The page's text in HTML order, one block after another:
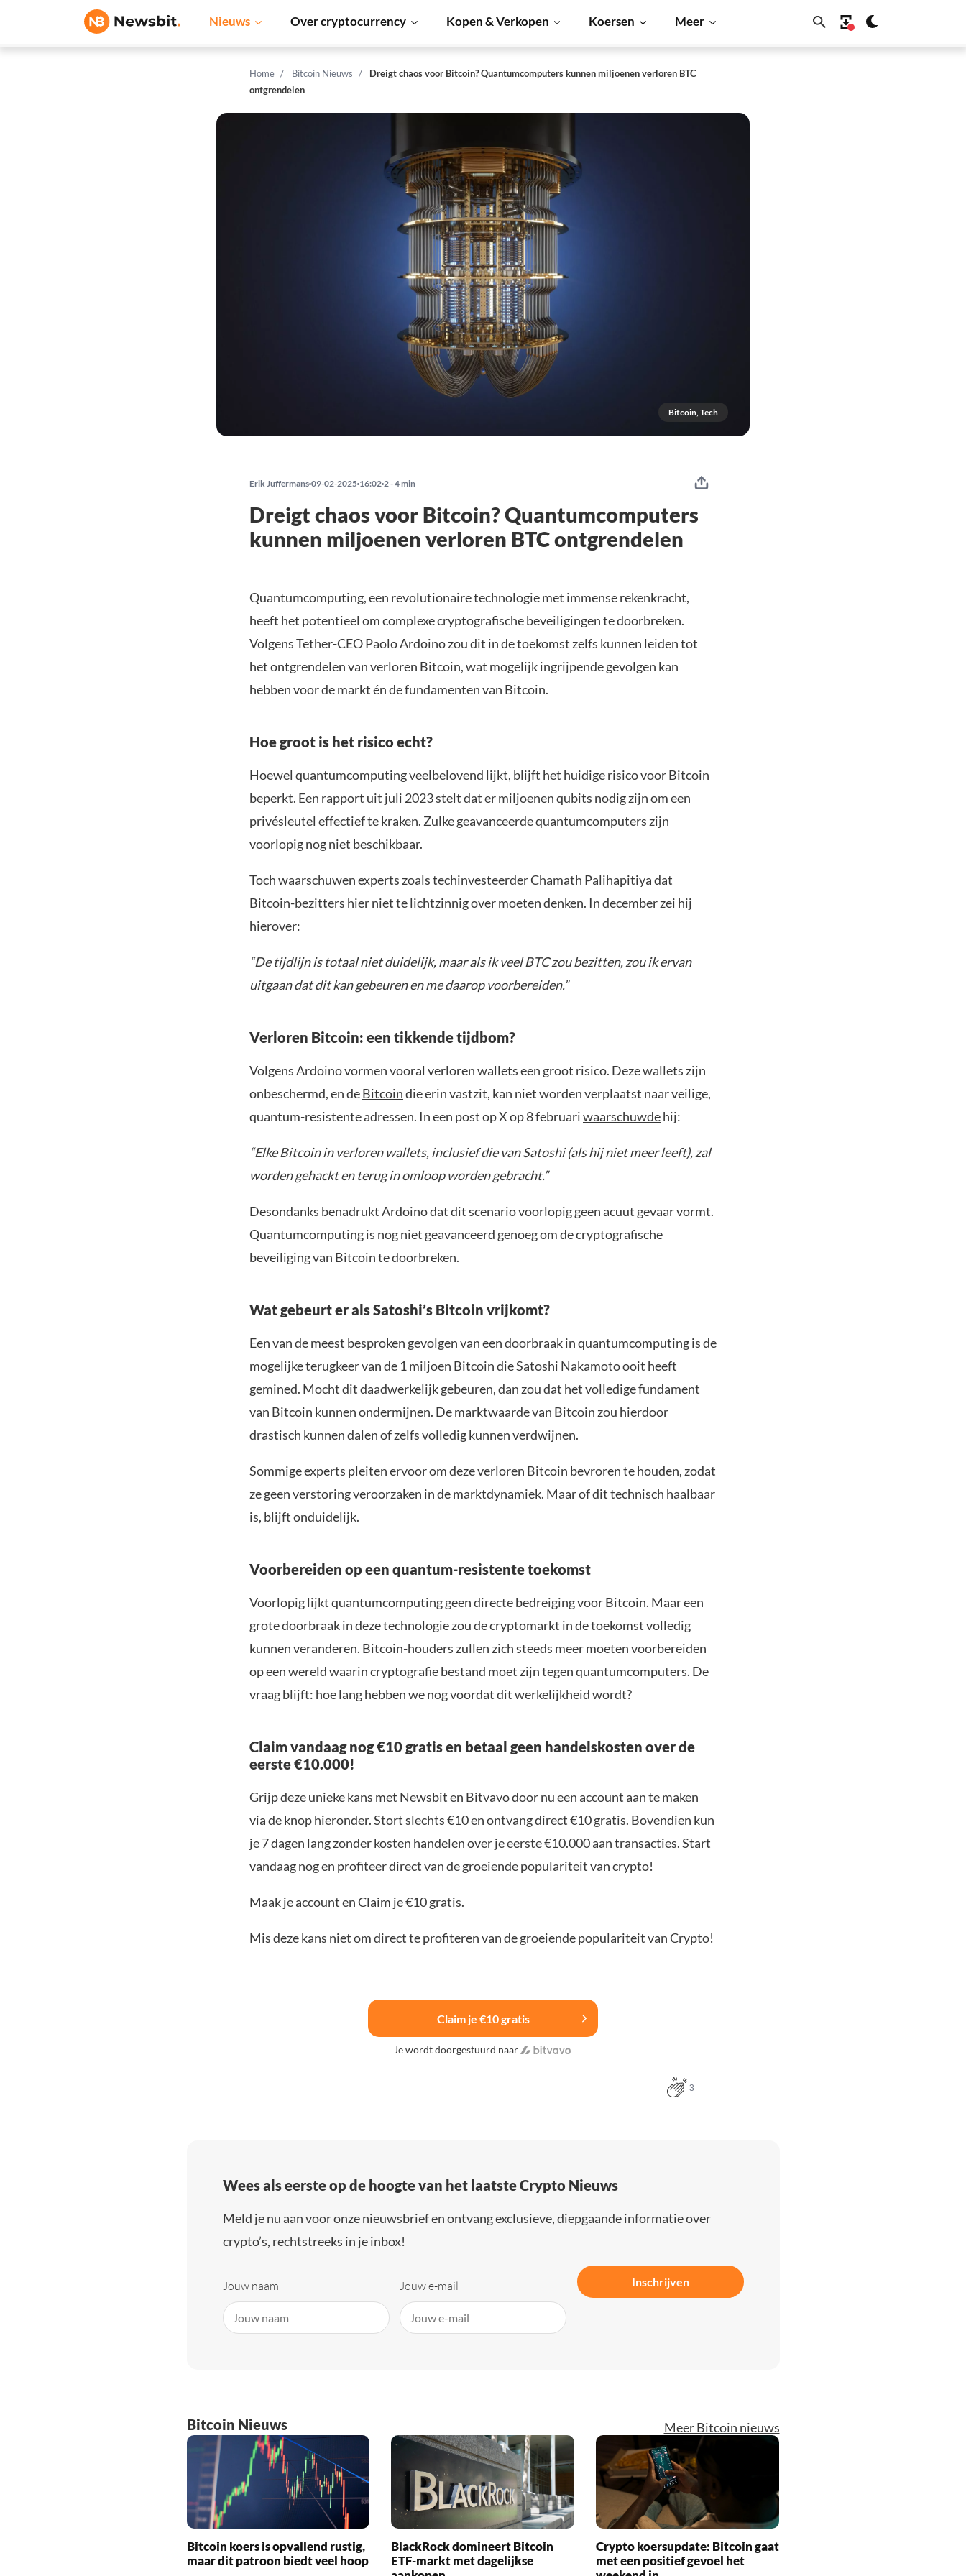
Nieuws Over cryptocurrency Kopen & Verkopen Koersen Meer
Home Bitcoin Nieuws
Dreigt chaos voor Bitcoin? Quantumcomputers kunnen miljoenen verloren BTC
ontgrendelen
Bitcoin, Tech
Erik Juffermans 09-02-2025 16:02 2 - 4 min
Dreigt chaos voor Bitcoin? Quantumcomputers
kunnen miljoenen verloren BTC ontgrendelen
Quantumcomputing, een revolutionaire technologie met immense rekenkracht,
heeft het potentieel om complexe cryptografische beveiligingen te doorbreken.
Volgens Tether-CEO Paolo Ardoino zou dit in de toekomst zelfs kunnen leiden tot
het ontgrendelen van verloren Bitcoin, wat mogelijk ingrijpende gevolgen kan
hebben voor de markt én de fundamenten van Bitcoin.
Hoe groot is het risico echt?
Hoewel quantumcomputing veelbelovend lijkt, blijft het huidige risico voor Bitcoin
beperkt. Een rapport uit juli 2023 stelt dat er miljoenen qubits nodig zijn om een
privésleutel effectief te kraken. Zulke geavanceerde quantumcomputers zijn
voorlopig nog niet beschikbaar.
Toch waarschuwen experts zoals techinvesteerder Chamath Palihapitiya dat
Bitcoin-bezitters hier niet te lichtzinnig over moeten denken. In december zei hij
hierover:
“De tijdlijn is totaal niet duidelijk, maar als ik veel BTC zou bezitten, zou ik ervan
uitgaan dat dit kan gebeuren en me daarop voorbereiden.”
Verloren Bitcoin: een tikkende tijdbom?
Volgens Ardoino vormen vooral verloren wallets een groot risico. Deze wallets zijn
onbeschermd, en deBitcoindie erin vastzit, kan niet worden verplaatst naar veilige,
quantum-resistente adressen. In een post op X op 8 februariwaarschuwdehij:
“Elke Bitcoin in verloren wallets, inclusief die van Satoshi (als hij niet meer leeft), zal
worden gehackt en terug in omloop worden gebracht.”
Desondanks benadrukt Ardoino dat dit scenario voorlopig geen acuut gevaar vormt.
Quantumcomputing is nog niet geavanceerd genoeg om de cryptografische
beveiliging van Bitcoin te doorbreken.
Wat gebeurt er als Satoshi’s Bitcoin vrijkomt?
Een van de meest besproken gevolgen van een doorbraak in quantumcomputing is de
mogelijke terugkeer van de 1 miljoen Bitcoin die Satoshi Nakamoto ooit heeft
gemined. Mocht dit daadwerkelijk gebeuren, dan zou dat het volledige fundament
van Bitcoin kunnen ondermijnen. De marktwaarde van Bitcoin zou hierdoor
drastisch kunnen dalen of zelfs volledig kunnen verdwijnen.
Sommige experts pleiten ervoor om deze verloren Bitcoin bevroren te houden, zodat
ze geen verstoring veroorzaken in de marktdynamiek. Maar of dit technisch haalbaar
is, blijft onduidelijk.
Voorbereiden op een quantum-resistente toekomst
Voorlopig lijkt quantumcomputing geen directe bedreiging voor Bitcoin. Maar een
grote doorbraak in deze technologie zou de cryptomarkt in de toekomst volledig
kunnen veranderen. Bitcoin-houders zullen zich steeds meer moeten voorbereiden
op een wereld waarin cryptografie bestand moet zijn tegen quantumcomputers. De
vraag blijft: hoe lang hebben we nog voordat dit werkelijkheid wordt?
Claim vandaag nog €10 gratis en betaal geen handelskosten over de
eerste €10.000!
Grijp deze unieke kans met Newsbit en Bitvavo door nu een account aan te maken
via de knop hieronder. Stort slechts €10 en ontvang direct €10 gratis. Bovendien kun
je 7 dagen lang zonder kosten handelen over je eerste €10.000 aan transacties. Start
vandaag nog en profiteer direct van de groeiende populariteit van crypto!
Maak je account en Claim je €10 gratis.
Mis deze kans niet om direct te profiteren van de groeiende populariteit van Crypto!
Claim je €10 gratis
Je wordt doorgestuurd naar
3
Wees als eerste op de hoogte van het laatste Crypto Nieuws
Meld je nu aan voor onze nieuwsbrief en ontvang exclusieve, diepgaande informatie over
crypto’s, rechtstreeks in je inbox!
Jouw naam Jouw e-mail Inschrijven
Bitcoin Nieuws Meer Bitcoin nieuws
Bitcoin koers is opvallend rustig,
maar dit patroon biedt veel hoop
BlackRock domineert Bitcoin
ETF-markt met dagelijkse
Crypto koersupdate: Bitcoin gaat
met een positief gevoel het